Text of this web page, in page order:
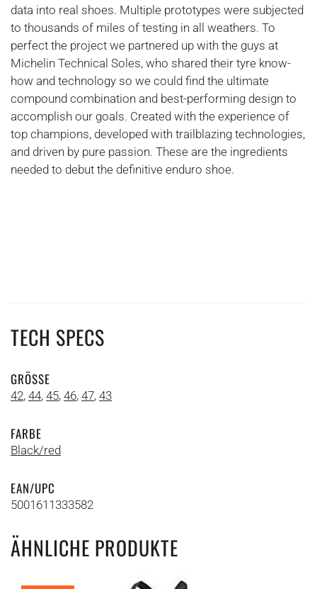
data into real shoes. Multiple prototypes were subjected
to thousands of miles of testing in all weathers. To
perfect the project we partnered up with the guys at
Michelin Technical Soles, who shared their tyre know-
how and technology so we could find the ultimate
compound combination and best-performing design to
accomplish our goals. Created with the experience of
top champions, developed with trailblazing technologies,
and driven by pure passion. These are the ingredients
needed to debut the definitive enduro shoe.
TECH SPECS
GRÖSSE
42, 44, 45, 46, 47, 43
FARBE
Black/red
EAN/UPC
5001611333582
ÄHNLICHE PRODUKTE